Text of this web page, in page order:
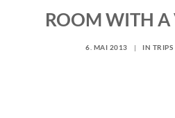
BLOGROOM WITH
6. MAI 2013 | IN TRIPS